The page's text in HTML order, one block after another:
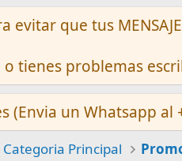
evitar que tus
tienes problemas
(Envia un Whatsapp al
Categoria Principal